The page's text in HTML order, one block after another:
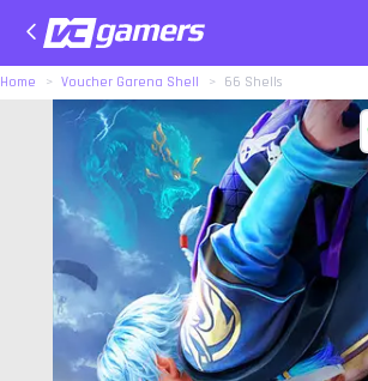
Home Voucher Garena Shell 66 Shells